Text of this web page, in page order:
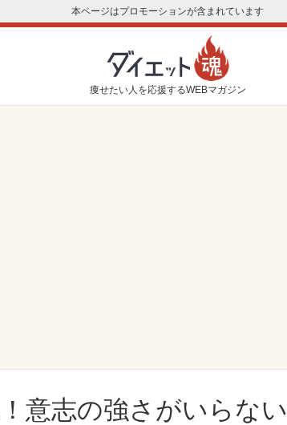
本ページはプロモーションが含まれています
痩せたい人を応援するWEBマガジン
意志の強さがいらない